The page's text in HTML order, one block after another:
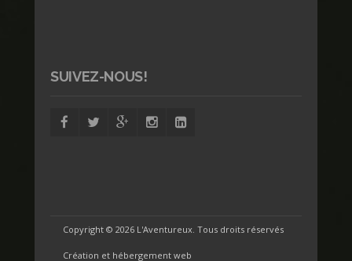
SUIVEZ-NOUS!
Copyright © 2026 L'Aventureux. Tous droits réservés
Création et hébergement web